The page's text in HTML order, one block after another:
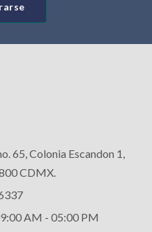
65, Colonia Escandon 1,
CDMX.
AM - 05:00 PM